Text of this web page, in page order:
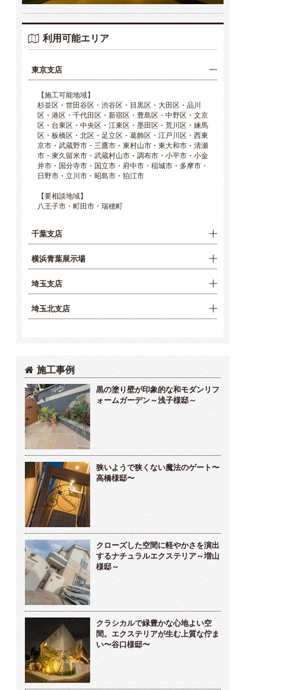
利用可能エリア
東京支店
【施工可能地域】
杉並区・世田谷区・渋谷区・目黒区・大田区・品川
区・港区・千代田区・新宿区・豊島区・中野区・文京
区・台東区・中央区・江東区・墨田区・荒川区・練馬
区・板橋区・北区・足立区・葛飾区・江戸川区・西東
京市・武蔵野市・三鷹市・東村山市・東大和市・清瀬
市・東久留米市・武蔵村山市・調布市・小平市・小金
井市・国分寺市・国立市・府中市・稲城市・多摩市・
日野市・立川市・昭島市・狛江市
【要相談地域】
八王子市・町田市・瑞穂町
千葉支店
横浜青葉展示場
埼玉支店
埼玉北支店
施工事例
黒の塗り壁が印象的な和モダンリフ
ォームガーデン～浅子様邸～
狭いようで狭くない魔法のゲート〜
高橋様邸〜
クローズした空間に軽やかさを演出
するナチュラルエクステリア～増山
様邸～
クラシカルで緑豊かな心地よい空
間。エクステリアが生む上質な佇ま
い〜谷口様邸〜